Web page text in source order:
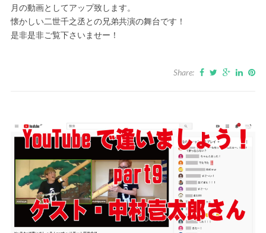
月の動画としてアップ致します。
懐かしい二世千之丞との兄弟共演の舞台です！
是非是非ご覧下さいませー！
Share: